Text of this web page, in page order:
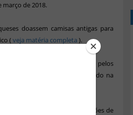
março de 2018.
doassem camisas antigas para
(veja matéria completa ).
de um dos uniformes usados pelos
após a Copa do Mundo na
será revertido às instituições de